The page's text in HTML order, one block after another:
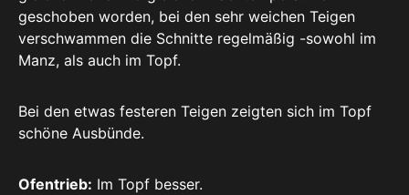
geschoben worden, bei den sehr weichen Teigen
verschwammen die Schnitte regelmäßig -sowohl im
Manz, als auch im Topf.
Bei den etwas festeren Teigen zeigten sich im Topf
schöne Ausbünde.
Ofentrieb: Im Topf besser.